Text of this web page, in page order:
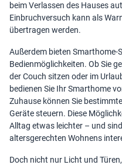
beim Verlassen des Hauses
Einbruchversuch kann als
übertragen werden.
Außerdem bieten Smarthome-
Bedienmöglichkeiten. Ob Sie
der Couch sitzen oder im
bedienen Sie Ihr Smarthome
Zuhause können Sie
Geräte steuern. Diese
Alltag etwas leichter – und
altersgerechten Wohnens
Doch nicht nur Licht und